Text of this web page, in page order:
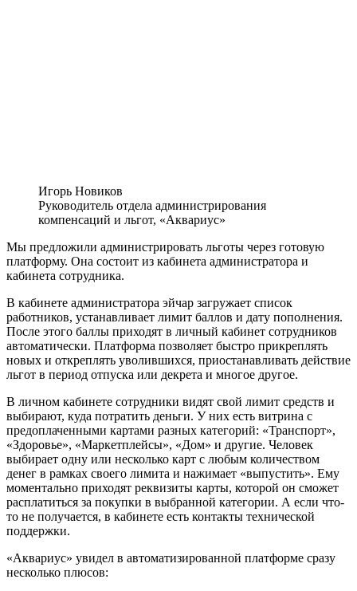
Игорь Новиков
Руководитель отдела администрирования
компенсаций и льгот, «Аквариус»
Мы предложили администрировать льготы через готовую
платформу. Она состоит из кабинета администратора и
кабинета сотрудника.
В кабинете администратора эйчар загружает список
работников, устанавливает лимит баллов и дату пополнения.
После этого баллы приходят в личный кабинет сотрудников
автоматически. Платформа позволяет быстро прикреплять
новых и откреплять уволившихся, приостанавливать действие
льгот в период отпуска или декрета и многое другое.
В личном кабинете сотрудники видят свой лимит средств и
выбирают, куда потратить деньги. У них есть витрина с
предоплаченными картами разных категорий: «Транспорт»,
«Здоровье», «Маркетплейсы», «Дом» и другие. Человек
выбирает одну или несколько карт с любым количеством
денег в рамках своего лимита и нажимает «выпустить». Ему
моментально приходят реквизиты карты, которой он сможет
расплатиться за покупки в выбранной категории. А если что-
то не получается, в кабинете есть контакты технической
поддержки.
«Аквариус» увидел в автоматизированной платформе сразу
несколько плюсов: